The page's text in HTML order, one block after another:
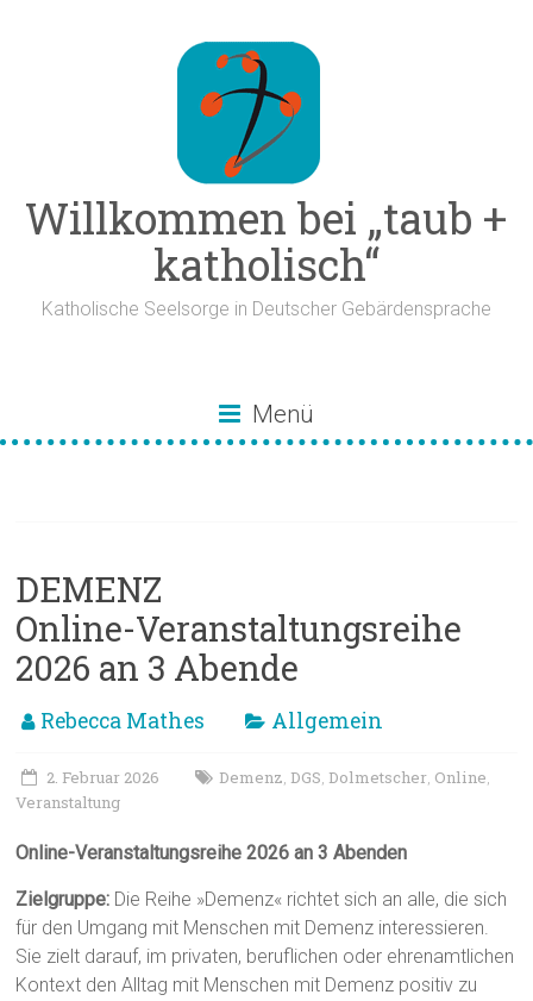
Willkommen bei „taub +
katholisch“
Katholische Seelsorge in Deutscher Gebärdensprache
Menü
DEMENZ
Online-Veranstaltungsreihe
2026 an 3 Abende
Rebecca Mathes Allgemein
2. Februar 2026 Demenz, DGS, Dolmetscher, Online,
Veranstaltung
Online-Veranstaltungsreihe 2026 an 3 Abenden
Zielgruppe: Die Reihe »Demenz« richtet sich an alle, die sich
für den Umgang mit Menschen mit Demenz interessieren.
Sie zielt darauf, im privaten, beruflichen oder ehrenamtlichen
Kontext den Alltag mit Menschen mit Demenz positiv zu